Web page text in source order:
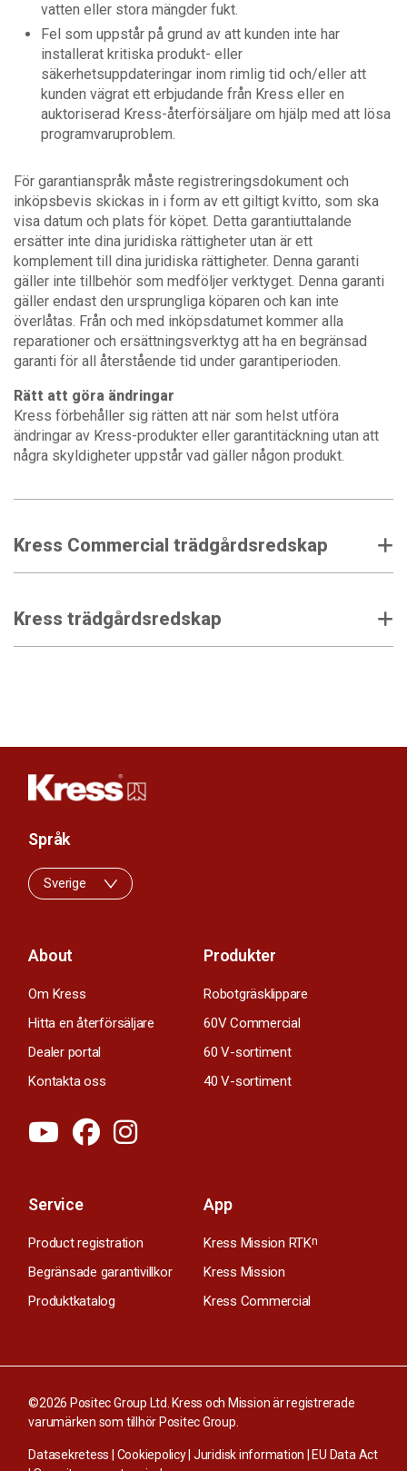
vatten eller stora mängder fukt.
Fel som uppstår på grund av att kunden inte har
installerat kritiska produkt- eller
säkerhetsuppdateringar inom rimlig tid och/eller att
kunden vägrat ett erbjudande från Kress eller en
auktoriserad Kress-återförsäljare om hjälp med att lösa
programvaruproblem.
För garantianspråk måste registreringsdokument och
inköpsbevis skickas in i form av ett giltigt kvitto, som ska
visa datum och plats för köpet. Detta garantiuttalande
ersätter inte dina juridiska rättigheter utan är ett
komplement till dina juridiska rättigheter. Denna garanti
gäller inte tillbehör som medföljer verktyget. Denna garanti
gäller endast den ursprungliga köparen och kan inte
överlåtas. Från och med inköpsdatumet kommer alla
reparationer och ersättningsverktyg att ha en begränsad
garanti för all återstående tid under garantiperioden.
Rätt att göra ändringar
Kress förbehåller sig rätten att när som helst utföra
ändringar av Kress-produkter eller garantitäckning utan att
några skyldigheter uppstår vad gäller någon produkt.
Kress Commercial trädgårdsredskap
Kress trädgårdsredskap
About
Om Kress
Hitta en återförsäljare
Dealer portal
Kontakta oss
Produkter
Robotgräsklippare
60V Commercial
60 V-sortiment
40 V-sortiment
Service
Product registration
Begränsade garantivillkor
Produktkatalog
App
Kress Mission RTKn
Kress Mission
Kress Commercial
Språk
Sverige
©2026 Positec Group Ltd. Kress och Mission är registrerade
varumärken som tillhör Positec Group.
Datasekretess Cookiepolicy| Juridisk information
EU Data Act